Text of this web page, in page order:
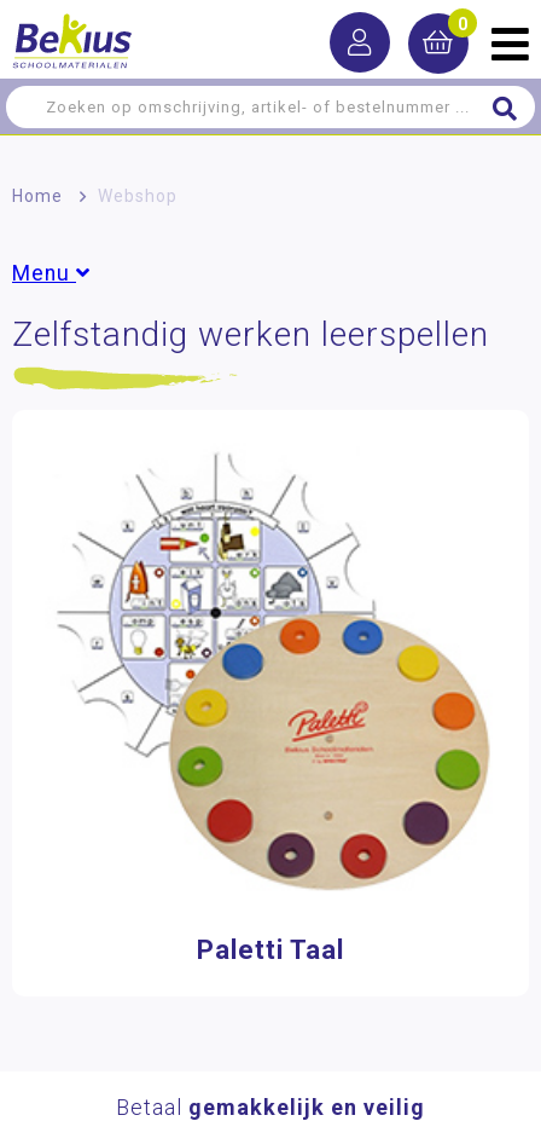
0
Home > Webshop
Menu
Rekenen
Taal
NT2 - Nederlands als tweede taal
Taal Mix
Taalbegaafde leerling
Taalhulpmiddelen
Montessori
Taalontwikkeling
Spreken en luisteren
Zelfstandig werken leerspellen
Zorg / Remediëring
Schubi Verhalendozen
Wereldoriëntatie
Zelfstandig werken leerspellen
Paletti Taal
Betaal gemakkelijk en veilig